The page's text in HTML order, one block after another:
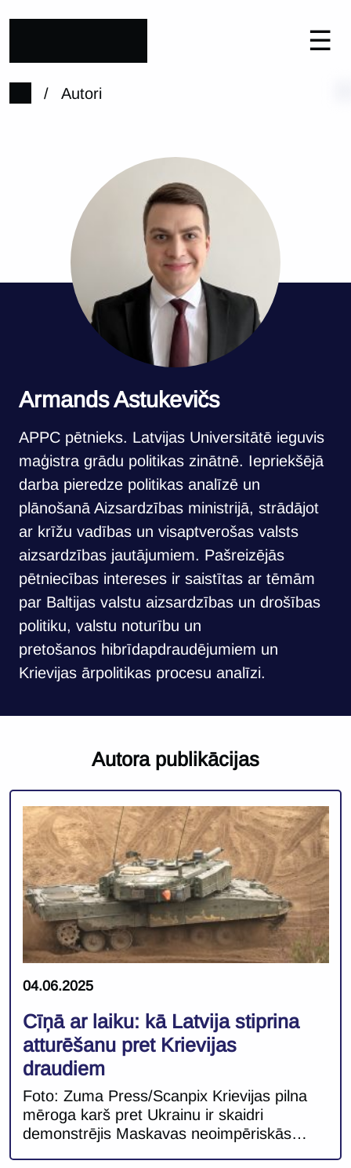
☰
/ Autori
Armands Astukevičs
APPC pētnieks. Latvijas Universitātē ieguvis
maģistra grādu politikas zinātnē. Iepriekšējā
darba pieredze politikas analīzē un
plānošanā Aizsardzības ministrijā, strādājot
ar krīžu vadības un visaptverošas valsts
aizsardzības jautājumiem. Pašreizējās
pētniecības intereses ir saistītas ar tēmām
par Baltijas valstu aizsardzības un drošības
politiku, valstu noturību un
pretošanos hibrīdapdraudējumiem un
Krievijas ārpolitikas procesu analīzi.
Autora publikācijas
04.06.2025
Cīņā ar laiku: kā Latvija stiprina
atturēšanu pret Krievijas
draudiem
Foto: Zuma Press/Scanpix Krievijas pilna
mēroga karš pret Ukrainu ir skaidri
demonstrējis Maskavas neoimpēriskās